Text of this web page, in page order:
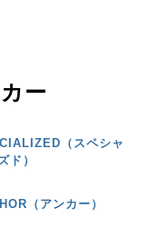
ー
（スペシャ
ド）
（アンカー）